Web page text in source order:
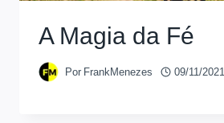
A Magia da Fé
Por FrankMenezes 09/11/2021